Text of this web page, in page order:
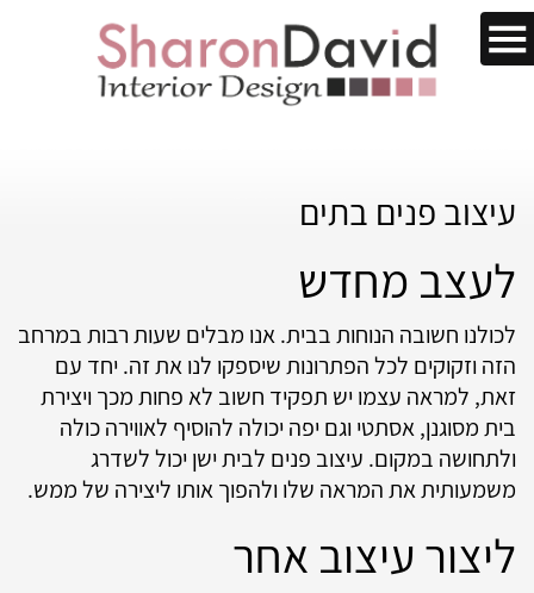
עיצוב פנים בתים
לעצב מחדש
לכולנו חשובה הנוחות בבית. אנו מבלים שעות רבות במרחב
הזה וזקוקים לכל הפתרונות שיספקו לנו את זה. יחד עם
זאת, למראה עצמו יש תפקיד חשוב לא פחות מכך ויצירת
בית מסוגנן, אסתטי וגם יפה יכולה להוסיף לאווירה כולה
ולתחושה במקום. עיצוב פנים לבית ישן יכול לשדרג
משמעותית את המראה שלו ולהפוך אותו ליצירה של ממש.
ליצור עיצוב אחר